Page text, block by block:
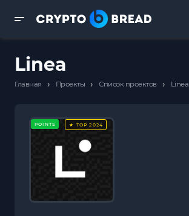
Linea
Главная › Проекты › Список проектов › Linea
POINTS ★ TOP 2024